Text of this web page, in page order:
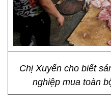
Chị Xuyến cho biết
nghiệp mua toàn